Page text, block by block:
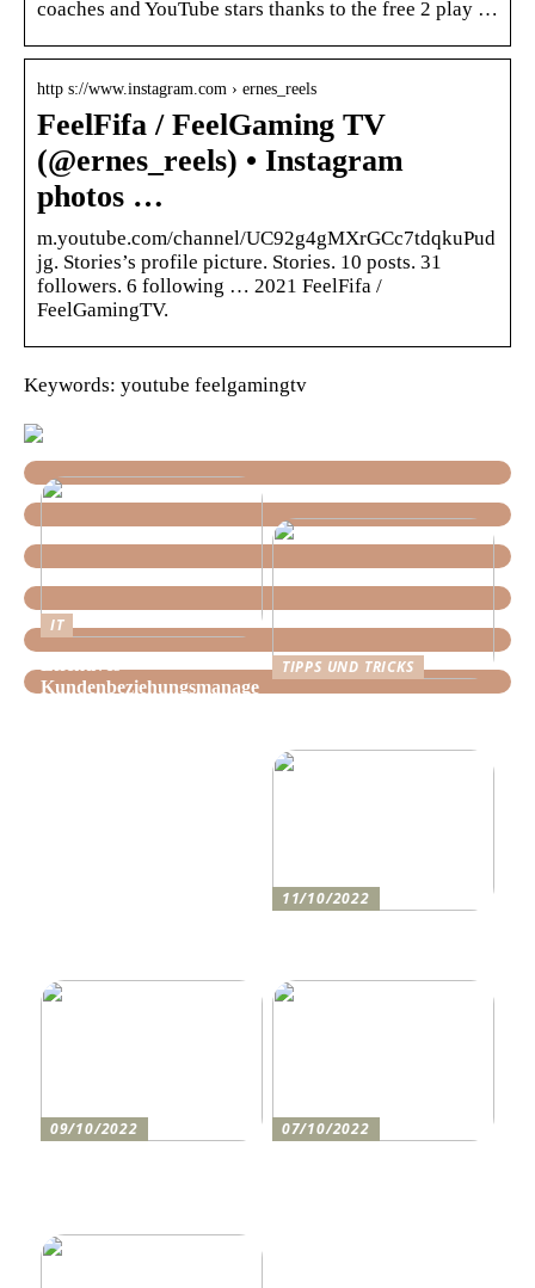
coaches and YouTube stars thanks to the free 2 play …
http s://www.instagram.com › ernes_reels
FeelFifa / FeelGaming TV
(@ernes_reels) • Instagram
photos …
m.youtube.com/channel/UC92g4gMXrGCc7tdqkuPud
jg. Stories’s profile picture. Stories. 10 posts. 31
followers. 6 following … 2021 FeelFifa /
FeelGamingTV.
Keywords: youtube feelgamingtv
IT
Kundenbeziehungsmanage
TIPPS UND TRICKS
11/10/2022
09/10/2022
07/10/2022